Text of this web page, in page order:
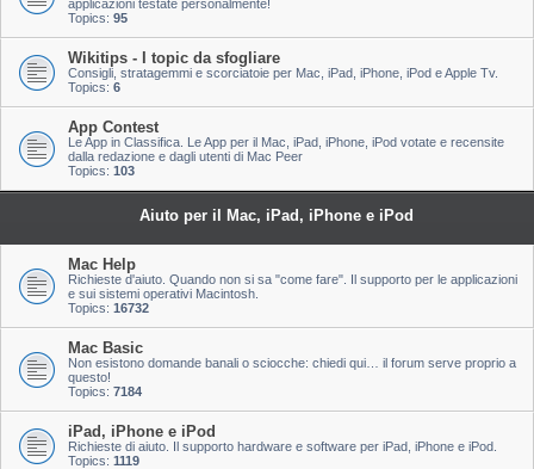
applicazioni testate personalmente!
Topics: 95
Wikitips - I topic da sfogliare
Consigli, stratagemmi e scorciatoie per Mac, iPad, iPhone, iPod e Apple Tv.
Topics: 6
App Contest
Le App in Classifica. Le App per il Mac, iPad, iPhone, iPod votate e recensite
dalla redazione e dagli utenti di Mac Peer
Topics: 103
Aiuto per il Mac, iPad, iPhone e iPod
Mac Help
Richieste d'aiuto. Quando non si sa "come fare". Il supporto per le applicazioni
e sui sistemi operativi Macintosh.
Topics: 16732
Mac Basic
Non esistono domande banali o sciocche: chiedi qui… il forum serve proprio a
questo!
Topics: 7184
iPad, iPhone e iPod
Richieste di aiuto. Il supporto hardware e software per iPad, iPhone e iPod.
Topics: 1119